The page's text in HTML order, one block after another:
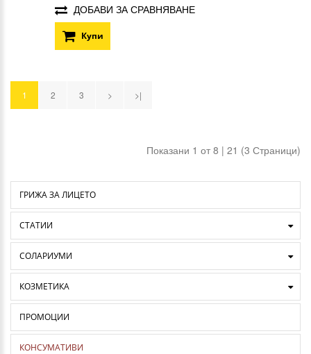
ДОБАВИ ЗА СРАВНЯВАНЕ
Купи
1 2 3 > >|
Показани 1 от 8 | 21 (3 Страници)
ГРИЖА ЗА ЛИЦЕТО
СТАТИИ
СОЛАРИУМИ
КОЗМЕТИКА
ПРОМОЦИИ
КОНСУМАТИВИ